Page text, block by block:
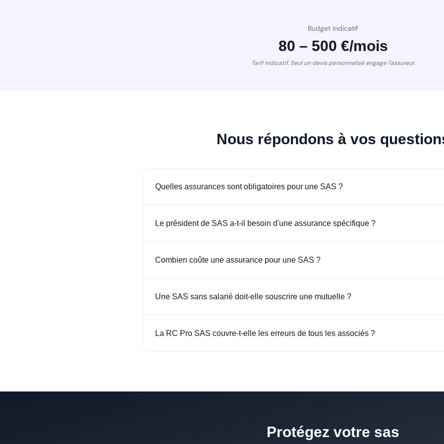
Budget indicatif
80 – 500 €/mois
Tarif indicatif. Seul un devis personnalisé engage l'assureur.
Nous répondons à vos
Quelles assurances sont obligatoires pour une SAS ?
Le président de SAS a-t-il besoin d'une assurance spécifique ?
Combien coûte une assurance pour une SAS ?
Une SAS sans salarié doit-elle souscrire une mutuelle ?
La RC Pro SAS couvre-t-elle les erreurs de tous les associés ?
Protégez votre sas